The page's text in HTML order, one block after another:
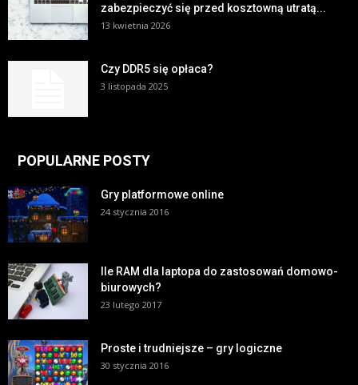
zabezpieczyć się przed kosztowną utratą...
13 kwietnia 2026
Czy DDR5 się opłaca?
3 listopada 2025
POPULARNE POSTY
Gry platformowe online
24 stycznia 2016
Ile RAM dla laptopa do zastosowań domowo-
biurowych?
23 lutego 2017
Proste i trudniejsze – gry logiczne
30 stycznia 2016